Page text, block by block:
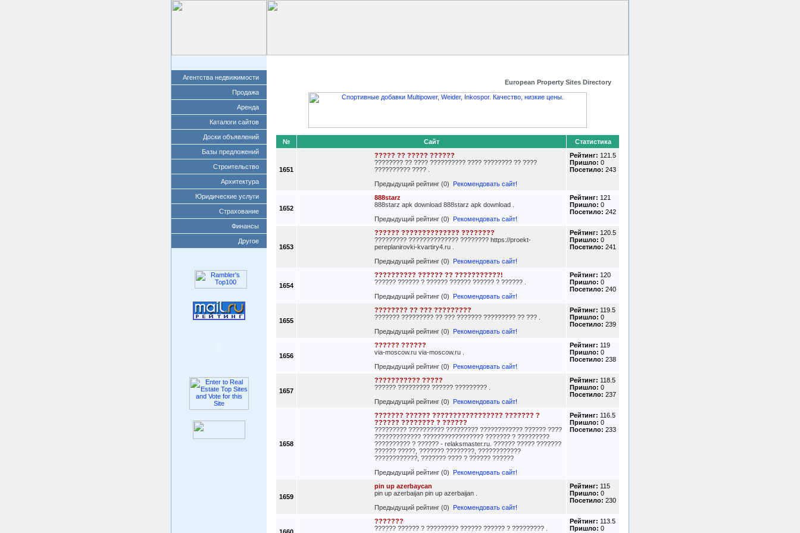
Агентства недвижимости
Продажа
Аренда
Каталоги сайтов
Доски объявлений
Базы предложений
Строительство
Архитектура
Юридические услуги
Страхование
Финансы
Другое
European Property Sites Directory
№ Сайт Статистика
1651
????? ?? ????? ??????
???????? ?? ???? ?????????? ???? ???????? ?? ????
?????????? ???? .
Предыдущий рейтинг (0) Рекомендовать сайт!
Рейтинг: 121.5
Пришло: 0
Посетило: 243
1652
888starz
888starz apk download 888starz apk download .
Предыдущий рейтинг (0) Рекомендовать сайт!
Рейтинг: 121
Пришло: 0
Посетило: 242
1653
?????? ?????????????? ????????
????????? ?????????????? ???????? https://proekt-
pereplanirovki-kvartiry4.ru .
Предыдущий рейтинг (0) Рекомендовать сайт!
Рейтинг: 120.5
Пришло: 0
Посетило: 241
1654
?????????? ?????? ?? ???????????!
?????? ?????? ? ?????? ?????? ?????? ? ?????? .
Предыдущий рейтинг (0) Рекомендовать сайт!
Рейтинг: 120
Пришло: 0
Посетило: 240
1655
???????? ?? ??? ?????????
??????? ????????? ?? ??? ??????? ????????? ?? ??? .
Предыдущий рейтинг (0) Рекомендовать сайт!
Рейтинг: 119.5
Пришло: 0
Посетило: 239
1656
?????? ??????
via-moscow.ru via-moscow.ru .
Предыдущий рейтинг (0) Рекомендовать сайт!
Рейтинг: 119
Пришло: 0
Посетило: 238
1657
??????????? ?????
?????? ????????? ?????? ????????? .
Предыдущий рейтинг (0) Рекомендовать сайт!
Рейтинг: 118.5
Пришло: 0
Посетило: 237
1658
??????? ?????? ????????????????? ??????? ?
?????? ???????? ? ??????
????????? ?????????? ????????? ???????????? ?????? ????
????????????? ????????????????? ??????? ? ?????????
?????????? ? ?????? - relaksmaster.ru. ?????? ????? ???????
?????? ?????, ??????? ????????, ????????????
????????????, ??????? ???? ? ?????? ??????
Предыдущий рейтинг (0) Рекомендовать сайт!
Рейтинг: 116.5
Пришло: 0
Посетило: 233
1659
pin up azerbaycan
pin up azerbaijan pin up azerbaijan .
Предыдущий рейтинг (0) Рекомендовать сайт!
Рейтинг: 115
Пришло: 0
Посетило: 230
???????
?????? ?????? ? ????????? ?????? ?????? ? ????????? .
Рейтинг: 113.5
Пришло: 0